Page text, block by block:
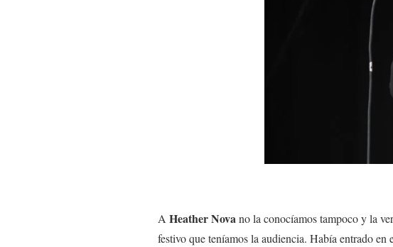
A Heather Novano la conocíamos tampoco y la
festivo que teníamos la audiencia. Había entrado en